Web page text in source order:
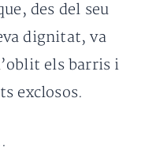
des del seu
dignitat, va
els barris i
exclosos.